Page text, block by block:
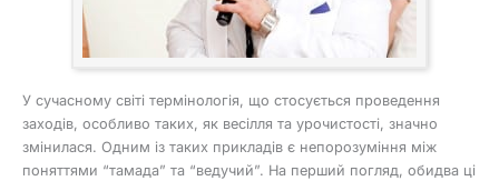
У сучасному світі термінологія, що стосується проведення
заходів, особливо таких, як весілля та урочистості, значно
змінилася. Одним із таких прикладів є непорозуміння між
поняттями “тамада” та “ведучий”. На перший погляд, обидва ці